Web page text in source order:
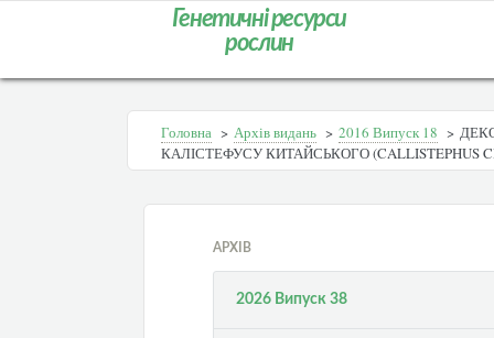
Генетичні ресурси
рослин
Головна > Архів видань > 2016 Випуск 18 >
КАЛІСТЕФУСУ КИТАЙСЬКОГО (CALLISTEPHUS
АРХІВ
2026 Випуск 38